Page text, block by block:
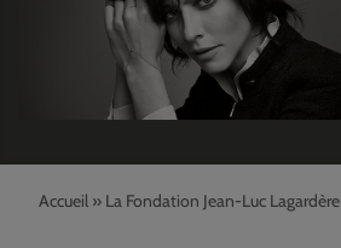
Accueil » La Fondation Jean-Luc Lagardère